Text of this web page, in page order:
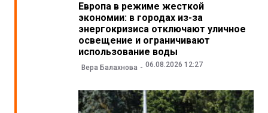
Европа в режиме жесткой
экономии: в городах из-за
энергокризиса отключают уличное
освещение и ограничивают
использование воды
Вера Балахнова 06.08.2026 12:27